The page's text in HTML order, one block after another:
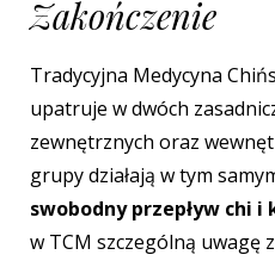
Zakończenie
Tradycyjna Medycyna
upatruje w dwóch
zewnętrznych oraz
grupy działają w tym
swobodny przepływ chi i
w TCM szczególną uwagę